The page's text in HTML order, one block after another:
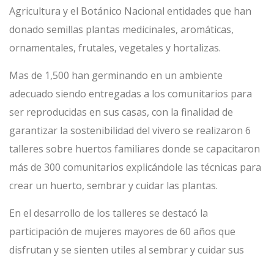
Agricultura y el Botánico Nacional entidades que han
donado semillas plantas medicinales, aromáticas,
ornamentales, frutales, vegetales y hortalizas.
Mas de 1,500 han germinando en un ambiente
adecuado siendo entregadas a los comunitarios para
ser reproducidas en sus casas, con la finalidad de
garantizar la sostenibilidad del vivero se realizaron 6
talleres sobre huertos familiares donde se capacitaron
más de 300 comunitarios explicándole las técnicas para
crear un huerto, sembrar y cuidar las plantas.
En el desarrollo de los talleres se destacó la
participación de mujeres mayores de 60 años que
disfrutan y se sienten utiles al sembrar y cuidar sus